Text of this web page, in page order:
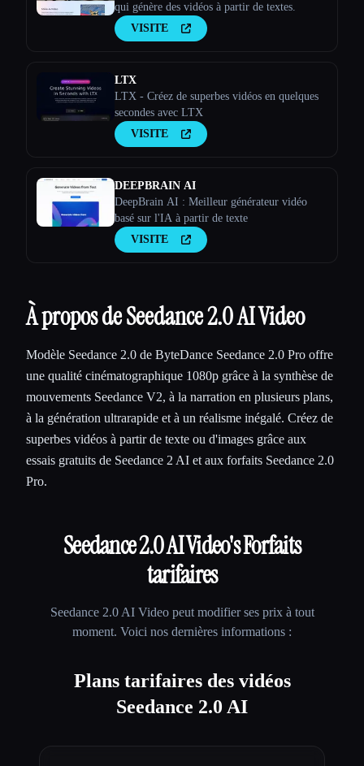
qui génère des vidéos à partir de textes.
VISITE
LTX
LTX - Créez de superbes vidéos en quelques
secondes avec LTX
VISITE
DEEPBRAIN AI
DeepBrain AI : Meilleur générateur vidéo
basé sur l'IA à partir de texte
VISITE
À propos de Seedance 2.0 AI Video
Modèle Seedance 2.0 de ByteDance Seedance 2.0 Pro offre
une qualité cinématographique 1080p grâce à la synthèse de
mouvements Seedance V2, à la narration en plusieurs plans,
à la génération ultrarapide et à un réalisme inégalé. Créez de
superbes vidéos à partir de texte ou d'images grâce aux
essais gratuits de Seedance 2 AI et aux forfaits Seedance 2.0
Pro.
Seedance 2.0 AI Video's Forfaits
tarifaires
Seedance 2.0 AI Videopeut modifier ses prix à tout
moment. Voici nos dernières informations :
Plans tarifaires des vidéos
Seedance 2.0 AI